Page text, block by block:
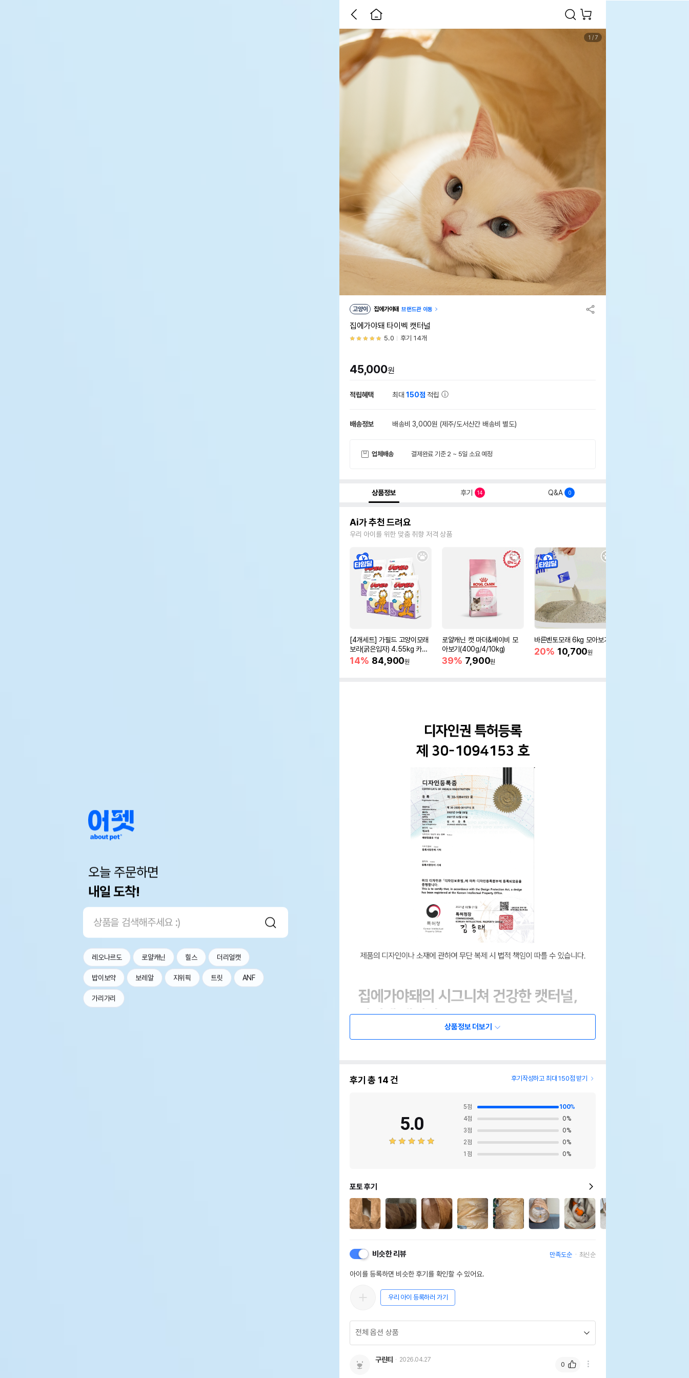
오늘 주문하면
내일 도착!
레오나르도 로얄캐닌 힐스 더리얼캣
밥이보약 보레알 지위픽 트릿 ANF
가리가리
1 / 7
고양이 집에가야돼 브랜드관 이동
집에가야돼 타이벡 캣터널
5.0 후기 14개
45,000원
적립혜택 최대150점 적립
배송정보 배송비 3,000원 (제주/도서산간 배송비 별도)
업체배송 결제완료 기준 2 ~ 5일 소요 예정
상품정보 후기 14 Q&A 0
Ai가 추천 드려요
우리 아이를 위한 맞춤 취향 저격 상품
[4개세트] 가필드 고양이모래
보라(굵은입자) 4.55kg 카사
바모래
14% 84,900원
로얄캐닌 캣 마더&베이비 모
아보기(400g/4/10kg)
39% 7,900원
바른벤토모래 6kg 모아보기
20% 10,700원
상품정보 더보기
후기 총 14건 후기작성하고 최대 150점 받기
5.0
5점 100%
4점 0%
3점 0%
2점 0%
1 점 0%
포토 후기
비슷한 리뷰 만족도순 최신순
아이를 등록하면 비슷한 후기를 확인할 수 있어요.
우리 아이 등록하러 가기
구린티 2026.04.27
0